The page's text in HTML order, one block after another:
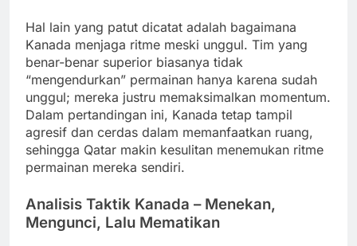
Hal lain yang patut dicatat adalah bagaimana
Kanada menjaga ritme meski unggul. Tim yang
benar-benar superior biasanya tidak
“mengendurkan” permainan hanya karena sudah
unggul; mereka justru memaksimalkan momentum.
Dalam pertandingan ini, Kanada tetap tampil
agresif dan cerdas dalam memanfaatkan ruang,
sehingga Qatar makin kesulitan menemukan ritme
permainan mereka sendiri.
Analisis Taktik Kanada – Menekan,
Mengunci, Lalu Mematikan